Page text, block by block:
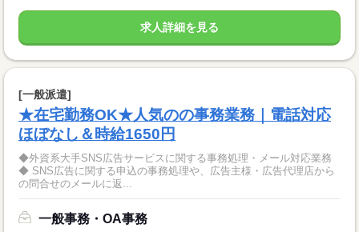
求人詳細を見る
[一般派遣]
★在宅勤務OK★人気のの事務業務｜電話対応
ほぼなし＆時給1650円
◆外資系大手SNS広告サービスに関する事務処理・メール対応業務
◆ SNS広告に関する申込の事務処理や、広告主様・広告代理店から
の問合せのメールに返...
一般事務・OA事務